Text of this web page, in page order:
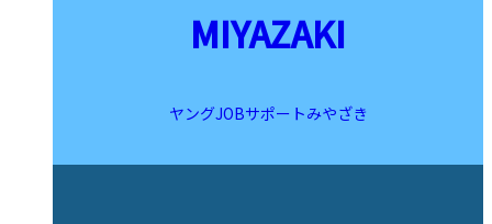
MIYAZAKI
ヤングJOBサポートみやざき